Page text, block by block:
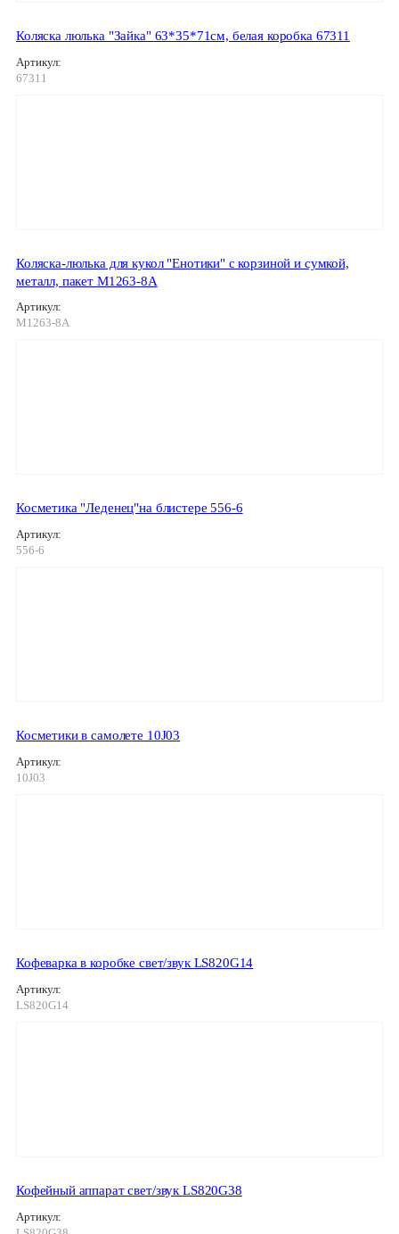
Коляска люлька "Зайка" 63*35*71см, белая коробка 67311
Артикул:
67311
Коляска-люлька для кукол "Енотики" с корзиной и сумкой,
металл, пакет M1263-8A
Артикул:
M1263-8A
Косметика "Леденец"на блистере 556-6
Артикул:
556-6
Косметики в самолете 10J03
Артикул:
10J03
Кофеварка в коробке свет/звук LS820G14
Артикул:
LS820G14
Кофейный аппарат свет/звук LS820G38
Артикул: